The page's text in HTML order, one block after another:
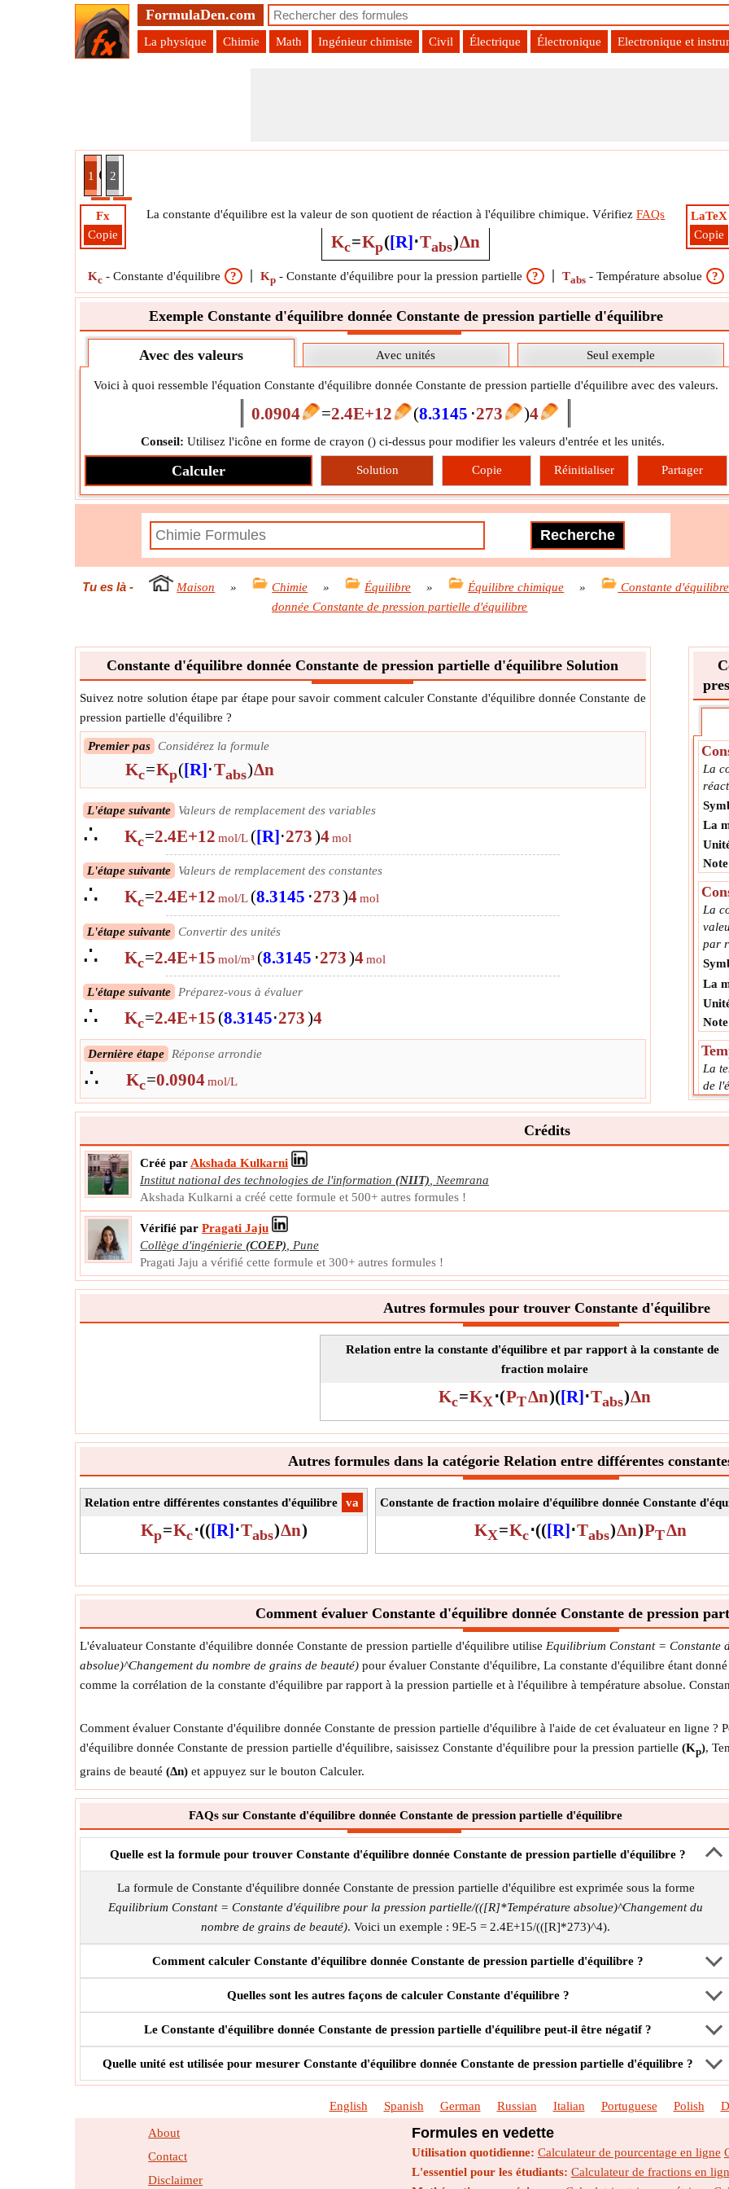
FormulaDen.com
La physique Chimie Math Ingénieur chimiste Civil Électrique Électronique Electronique et
1
donnée Constante de pression partielle d'équilibre
2
Fx
Copie
LaTeX
Copie
La constante d'équilibre est la valeur de son quotient de réaction à l'équilibre chimique. VérifiezFAQs
Kc=Kp([R]⋅Tabs)Δn
Kc - Constante d'équilibre ? Kp - Constante d'équilibre pour la pression partielle ? Tabs - Température absolue ?
Exemple Constante d'équilibre donnée Constante de pression partielle d'équilibre
Avec des valeurs Avec unités Seul exemple
Voici à quoi ressemble l'équation Constante d'équilibre donnée Constante de pression partielle d'équilibre avec des valeurs.
0.0904 =2.4E+12 (8.3145 ⋅273 )4
Conseil: Utilisez l'icône en forme de crayon () ci-dessus pour modifier les valeurs d'entrée et les unités.
Calculer Solution Copie Réinitialiser Partager
Tu es là - Maison » Chimie » Équilibre » Équilibre chimique »
Constante d'équilibre
donnée Constante de pression partielle d'équilibre
Constante d'équilibre donnée Constante de pression partielle d'équilibre Solution
Suivez notre solution étape par étape pour savoir comment calculer Constante d'équilibre donnée Constante de
pression partielle d'équilibre ?
Premier pas Considérez la formule
Kc=Kp([R]⋅Tabs)Δn
L'étape suivante Valeurs de remplacement des variables
∴ Kc=2.4E+12 mol/L ([R]⋅273)4mol
L'étape suivante Valeurs de remplacement des constantes
∴ Kc=2.4E+12 mol/L (8.3145 ⋅273)4mol
L'étape suivante Convertir des unités
∴ Kc=2.4E+15 mol/m³ (8.3145 ⋅273)4mol
L'étape suivante Préparez-vous à évaluer
∴ Kc=2.4E+15 (8.3145⋅273)4
L'étape suivante Évaluer
∴ Kc=90.4115496915548
L'étape suivante Convertir en unité de sortie
c
Dernière étape Réponse arrondie
∴ Kc=0.0904mol/L
La
La
La
par
La
La
de
Le
Crédits
Créé parAkshada Kulkarni
Institut national des technologies de l'information (NIIT), Neemrana
Akshada Kulkarni a créé cette formule et 500+ autres formules !
Vérifié par Pragati Jaju
Collège d'ingénierie (COEP), Pune
Pragati Jaju a vérifié cette formule et 300+ autres formules !
Autres formules pour trouver Constante d'équilibre
Relation entre la constante d'équilibre et par rapport à la constante de
fraction molaire
Kc=KX⋅(PTΔn)([R]⋅Tabs)Δn
Autres formules dans la catégorie Relation entre différentes
​va
Relation entre différentes constantes d'équilibre
Kp=Kc⋅(([R]⋅Tabs)Δn)
Constante de fraction molaire d'équilibre donnée Constante
KX=Kc⋅(([R]⋅Tabs)Δn)PTΔn
Comment évaluer Constante d'équilibre donnée Constante de pression
L'évaluateur Constante d'équilibre donnée Constante de pression partielle d'équilibre utilise Equilibrium Constant = Constante
absolue)^Changement du nombre de grains de beauté) pour évaluer Constante d'équilibre, La constante d'équilibre étant
comme la corrélation de la constante d'équilibre par rapport à la pression partielle et à l'équilibre à température absolue.
Comment évaluer Constante d'équilibre donnée Constante de pression partielle d'équilibre à l'aide de cet évaluateur en ligne ?
d'équilibre donnée Constante de pression partielle d'équilibre, saisissez Constante d'équilibre pour la pression partielle (Kp),
grains de beauté (Δn) et appuyez sur le bouton Calculer.
FAQs sur Constante d'équilibre donnée Constante de pression partielle d'équilibre
Quelle est la formule pour trouver Constante d'équilibre donnée Constante de pression partielle d'équilibre ?
La formule de Constante d'équilibre donnée Constante de pression partielle d'équilibre est exprimée sous la forme
Equilibrium Constant = Constante d'équilibre pour la pression partielle/(([R]*Température absolue)^Changement du
nombre de grains de beauté). Voici un exemple : 9E-5 = 2.4E+15/(([R]*273)^4).
Comment calculer Constante d'équilibre donnée Constante de pression partielle d'équilibre ?
Quelles sont les autres façons de calculer Constante d'équilibre ?
Le Constante d'équilibre donnée Constante de pression partielle d'équilibre peut-il être négatif ?
Quelle unité est utilisée pour mesurer Constante d'équilibre donnée Constante de pression partielle d'équilibre ?
English Spanish German Russian Italian Portuguese Polish
About
Contact
Disclaimer
Formules en vedette
Utilisation quotidienne: Calculateur de pourcentage en ligne
L'essentiel pour les étudiants: Calculateur de fractions en